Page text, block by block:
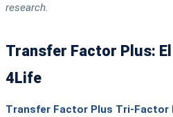
research.
Transfer Factor Plus:
4Life
Transfer Factor Plus Tri-Factor